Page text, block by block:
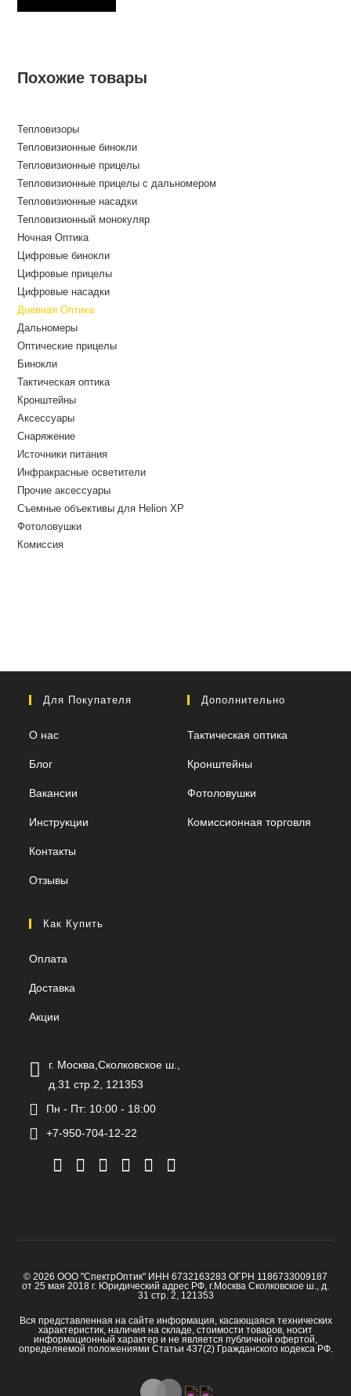
Похожие товары
Тепловизоры
Тепловизионные бинокли
Тепловизионные прицелы
Тепловизионные прицелы с дальномером
Тепловизионные насадки
Тепловизионный монокуляр
Ночная Оптика
Цифровые бинокли
Цифровые прицелы
Цифровые насадки
Дневная Оптика
Дальномеры
Оптические прицелы
Бинокли
Тактическая оптика
Кронштейны
Аксессуары
Снаряжение
Источники питания
Инфракрасные осветители
Прочие аксессуары
Съемные объективы для Helion XP
Фотоловушки
Комиссия
Для Покупателя
О нас
Блог
Вакансии
Инструкции
Контакты
Отзывы
Дополнительно
Тактическая оптика
Кронштейны
Фотоловушки
Комиссионная торговля
Как Купить
Оплата
Доставка
Акции
г. Москва,Сколковское ш.,
д.31 стр.2, 121353
Пн - Пт: 10:00 - 18:00
+7-950-704-12-22
© 2026 ООО "СпектрОптик" ИНН 6732163283 ОГРН 1186733009187
от 25 мая 2018 г. Юридический адрес РФ, г.Москва Сколковское ш., д.
31 стр. 2, 121353
Вся представленная на сайте информация, касающаяся технических
характеристик, наличия на складе, стоимости товаров, носит
информационный характер и не является публичной офертой,
определяемой положениями Статьи 437(2) Гражданского кодекса РФ.